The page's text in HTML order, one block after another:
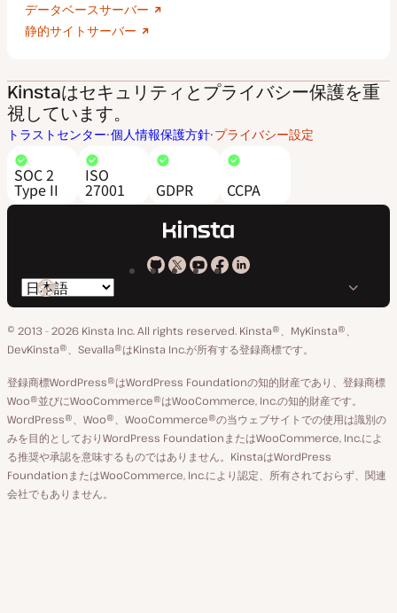
データベースサーバー
静的サイトサーバー
Kinstaはセキュリティとプライバシー保護を重
視しています。
トラストセンター 個人情報保護方針 プライバシー設定
SOC 2
Type II
ISO
27001 GDPR CCPA
Kinsta
GitHub
Kinsta
X
ア
カ
ウ
ン
ト
Kinsta
YouTube
Kinsta
Facebook
Kinsta
LinkedIn
ペ
ー
ジ
言
語
の
り
替
え
© 2013 - 2026 Kinsta Inc. All rights reserved. Kinsta®、MyKinsta®、
DevKinsta®、Sevalla®はKinsta Inc.が所有する登録商標です。
登録商標WordPress®はWordPress Foundationの知的財産であり、登録商標
Woo®並びにWooCommerce®はWooCommerce, Inc.の知的財産です。
WordPress®、Woo®、WooCommerce®の当ウェブサイトでの使用は識別の
みを目的としておりWordPress FoundationまたはWooCommerce, Inc.によ
る推奨や承認を意味するものではありません。KinstaはWordPress
FoundationまたはWooCommerce, Inc.により認定、所有されておらず、関連
会社でもありません。